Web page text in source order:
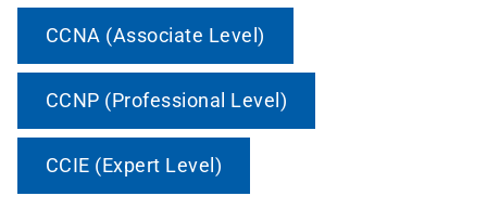
CCNA (Associate Level)
CCNP (Professional Level)
CCIE (Expert Level)